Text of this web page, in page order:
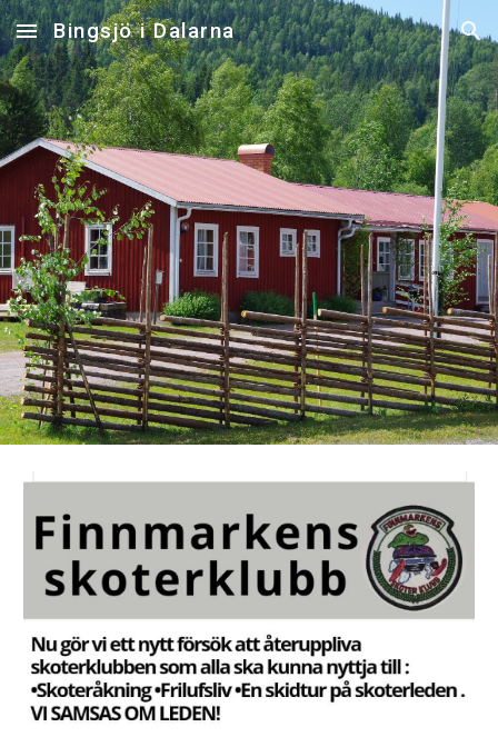
Skip to main content Skip to navigation
Bingsjö i Dalarna